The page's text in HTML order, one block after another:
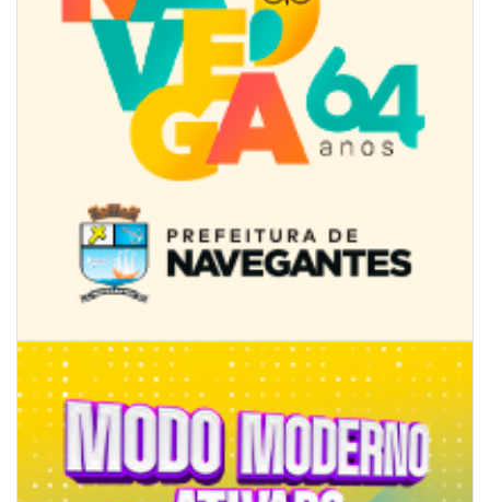
08/08/2026 | 07:00
Limpeza de valas e ribeirões avança no interior de Itajaí
ITAJAÍ